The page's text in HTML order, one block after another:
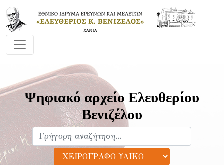
Ψηφιακό αρχείο Ελευθερίου
Βενιζέλου